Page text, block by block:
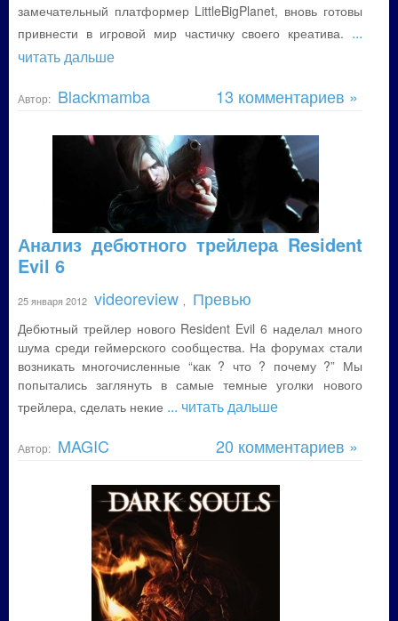
замечательный платформер LittleBigPlanet, вновь готовы
привнести в игровой мир частичку своего креатива. ...
читать дальше
Автор: Blackmamba 13 комментариев »
Анализ дебютного трейлера Resident
Evil 6
25 января 2012 videoreview Превью
Дебютный трейлер нового Resident Evil 6 наделал много
шума среди геймерского сообщества. На форумах стали
возникать многочисленные “как ? что ? почему ?” Мы
попытались заглянуть в самые темные уголки нового
трейлера, сделать некие ... читать дальше
Автор: MAGIC 20 комментариев »